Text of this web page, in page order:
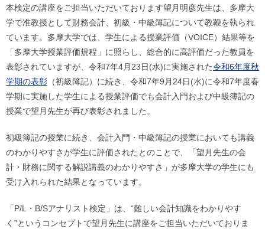
本検定の講座をご担当いただいております望月明彦先生は、多摩大
学で准教授として財務会計、初級・中級簿記について教鞭を執られ
ています。多摩大学では、学生による授業評価（VOICE）結果等を
「多摩大学授業評価規程」に照らし、総合的に高評価だった教員を
表彰されていますが、令和7年4月23日(水)に実施された令和6年度秋
学期の表彰 （初級簿記）に続き、令和7年9月24日(水)に令和7年度春
学期に実施した学生による授業評価でも会計入門および中級簿記の
授業で望月先生が再び表彰されました。
初級簿記の授業に続き、会計入門・中級簿記の授業においても講義
のわかりやすさが学生に評価されたとのことで、「望月先生の会
計・財務に関する解説講義のわかりやすさ」が多摩大学の学生にも
受け入れられた結果となっています。
「P/L・B/Sアナリスト検定」は、“難しい会計知識をわかりやす
く”というコンセプトで望月先生に講座をご担当いただいておりま